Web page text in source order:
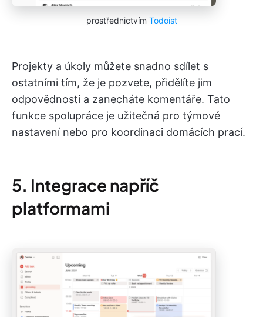
prostřednictvím Todoist
Projekty a úkoly můžete snadno sdílet s
ostatními tím, že je pozvete, přidělíte jim
odpovědnosti a zanecháte komentáře. Tato
funkce spolupráce je užitečná pro týmové
nastavení nebo pro koordinaci domácích prací.
5. Integrace napříč
platformami